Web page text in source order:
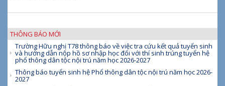
THÔNG BÁO MỚI
Trường Hữu nghị T78 thông báo về việc tra cứu kết quả tuyển sinh
và hướng dẫn nộp hồ sơ nhập học đối với thí sinh trúng tuyển hệ
phổ thông dân tộc nội trú năm học 2026-2027
Thông báo tuyển sinh hệ Phổ thông dân tộc nội trú năm học 2026-
2027